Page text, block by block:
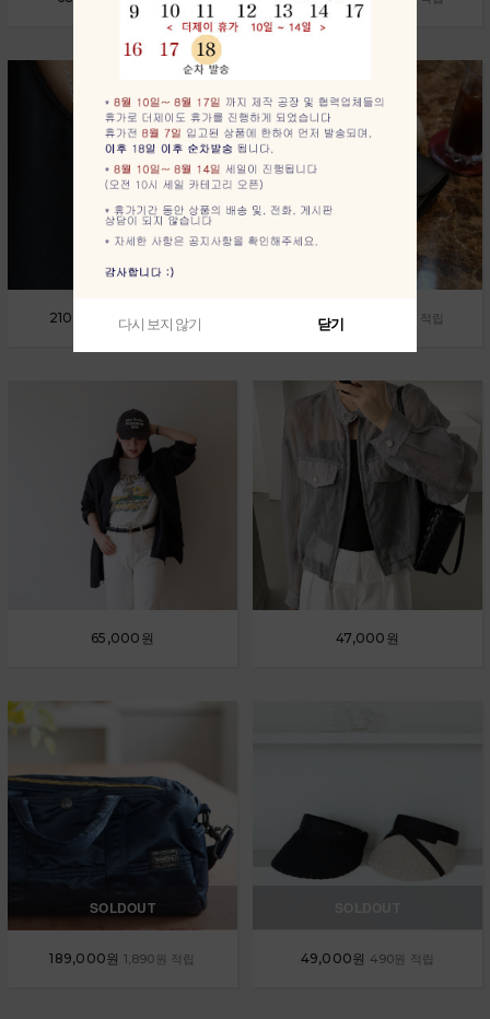
210,000원 1,890원 적립 298,000원 2,980원 적립
65,000원 47,000원
SOLDOUT
189,000원 1,890원 적립 49,000원 490원 적립
다시 보지 않기 닫기